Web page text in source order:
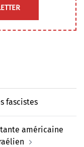
fascistes
américaine